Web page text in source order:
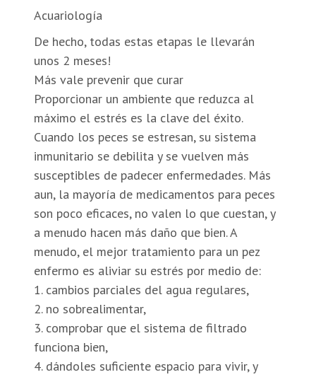
Acuariología
De hecho, todas estas etapas le llevarán
unos 2 meses!
Más vale prevenir que curar
Proporcionar un ambiente que reduzca al
máximo el estrés es la clave del éxito.
Cuando los peces se estresan, su sistema
inmunitario se debilita y se vuelven más
susceptibles de padecer enfermedades. Más
aun, la mayoría de medicamentos para peces
son poco eficaces, no valen lo que cuestan, y
a menudo hacen más daño que bien. A
menudo, el mejor tratamiento para un pez
enfermo es aliviar su estrés por medio de:
1. cambios parciales del agua regulares,
2. no sobrealimentar,
3. comprobar que el sistema de filtrado
funciona bien,
4. dándoles suficiente espacio para vivir, y